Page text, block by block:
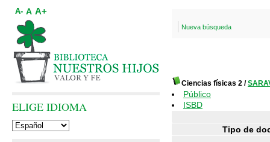
Nueva búsqueda
Ciencias físicas 2 /
Público
ISBD
Tipo de
A- A A+
ELIGE IDIOMA